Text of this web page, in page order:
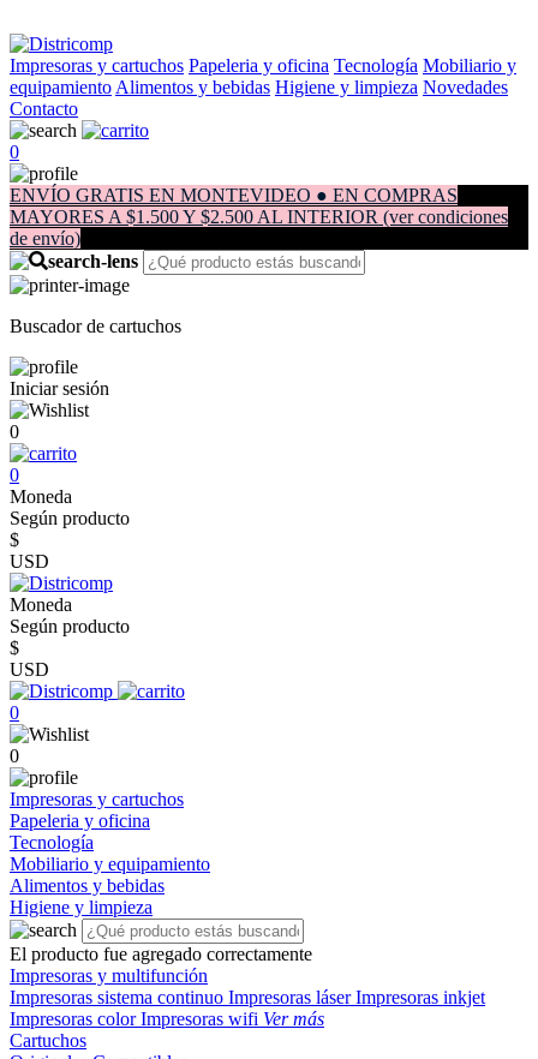
Impresoras y cartuchos Papeleria y oficina Tecnología Mobiliario y
equipamiento Alimentos y bebidas Higiene y limpieza Novedades
Contacto
0
ENVÍO GRATIS EN MONTEVIDEO ● EN COMPRAS
MAYORES A $1.500 Y $2.500 AL INTERIOR (ver condiciones
de envío)
Buscador de cartuchos
Iniciar sesión
0
0
Moneda
Según producto
$
USD
Moneda
Según producto
$
USD
0
0
Impresoras y cartuchos
Papeleria y oficina
Tecnología
Mobiliario y equipamiento
Alimentos y bebidas
Higiene y limpieza
El producto fue agregado correctamente
Impresoras y multifunción
Impresoras sistema continuo Impresoras láserImpresoras inkjet
Impresoras colorImpresoras wifi Ver más
Cartuchos